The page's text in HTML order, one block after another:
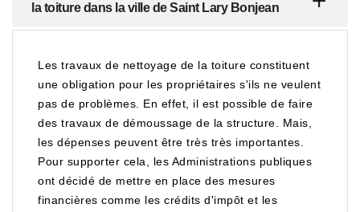
la toiture dans la ville de Saint Lary Bonjean
Les travaux de nettoyage de la toiture constituent
une obligation pour les propriétaires s'ils ne veulent
pas de problèmes. En effet, il est possible de faire
des travaux de démoussage de la structure. Mais,
les dépenses peuvent être très très importantes.
Pour supporter cela, les Administrations publiques
ont décidé de mettre en place des mesures
financières comme les crédits d'impôt et les